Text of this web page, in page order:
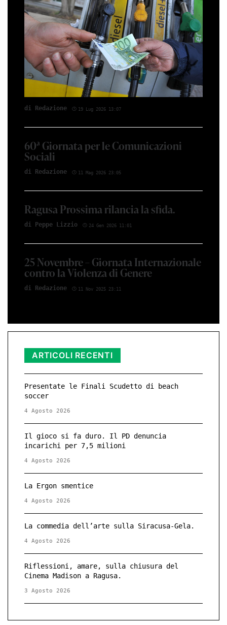
di Red­azio­ne 19 Lug 2026 13:07
60ª Giornata per le Comunicazioni
Sociali
di Red­azio­ne 11 Mag 2026 23:05
Ragusa Prossima rilancia la sfida.
di Peppe Li­z­zio 24 Gen 2026 11:01
25 Novembre – Giornata Internazionale
contro la Violenza di Genere
di Red­azio­ne 11 Nov 2025 23:11
ARTICOLI RECENTI
Presentate le Finali Scudetto di beach
soccer
4 Agosto 2026
Il gioco si fa duro. Il PD denuncia
incarichi per 7,5 milioni
4 Agosto 2026
La Ergon smentice
4 Agosto 2026
La commedia dell’arte sulla Siracusa-Gela.
4 Agosto 2026
Riflessioni, amare, sulla chiusura del
Cinema Madison a Ragusa.
3 Agosto 2026